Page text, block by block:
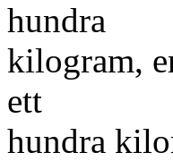
hundra
kilogram,
ett
hundra